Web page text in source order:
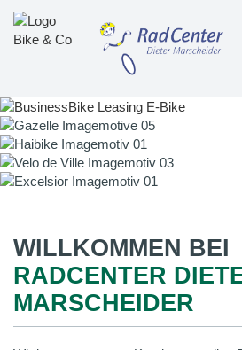
WILLKOMMEN BEI
RADCENTER
MARSCHEIDER